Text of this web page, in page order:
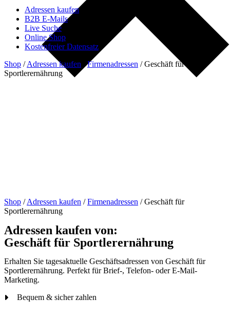
Adressen kaufen
B2B E-Mails
Live Suche
Online Shop
Kostenfreier Datensatz
Shop /Adressen kaufen /Firmenadressen /Geschäft für
Sportlerernährung
Shop /Adressen kaufen /Firmenadressen /Geschäft für
Sportlerernährung
Adressen kaufen von:
Geschäft für Sportlerernährung
Erhalten Sie tagesaktuelle Geschäftsadressen von Geschäft für
Sportlerernährung. Perfekt für Brief-, Telefon- oder E-Mail-
Marketing.
Bequem & sicher zahlen